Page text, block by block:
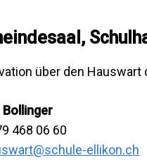
über den Hauswart
Bollinger
468 06 60
ellikon.ch